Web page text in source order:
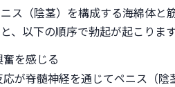
ス（陰茎）を構成する海綿体と
、以下の順序で勃起が起こります
を感じる
が脊髄神経を通じてペニス（陰